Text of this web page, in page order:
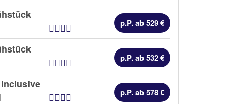
Hotel Kategorienp.P. ab 529 €
Hotel Kategorienp.P. ab 532 €
Hotel Kategorienp.P. ab 578 €